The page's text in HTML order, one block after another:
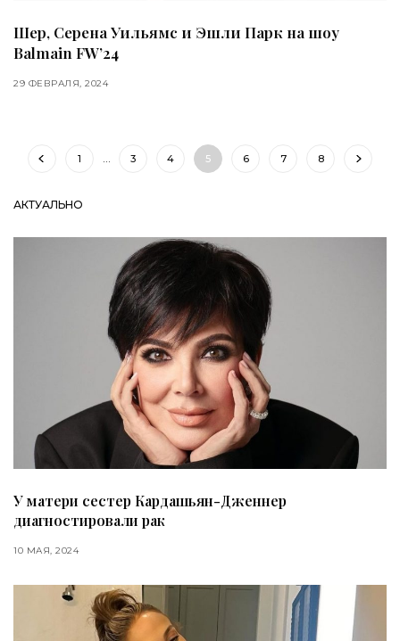
Шер, Серена Уильямс и Эшли Парк на шоу
Balmain FW’24
29 ФЕВРАЛЯ, 2024
1 … 3 4 5 6 7 8
АКТУАЛЬНО
У матери сестер Кардашьян-Дженнер
диагностировали рак
10 МАЯ, 2024